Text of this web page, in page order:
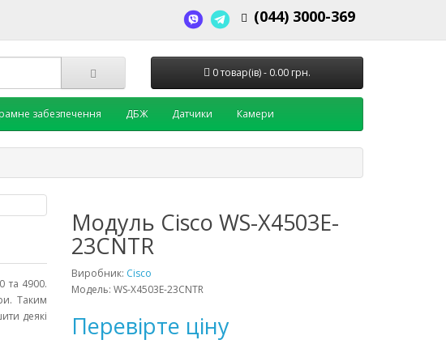
(044) 3000-369
0 товар(ів) - 0.00 грн.
забезпечення ДБЖ Датчики Камери
та 4900.
Таким
деякі
Модуль Cisco WS-X4503E-
23CNTR
Виробник: Cisco
Модель: WS-X4503E-23CNTR
Перевірте ціну